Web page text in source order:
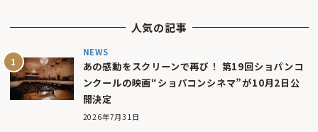
人気の記事
NEWS
あの感動をスクリーンで再び！ 第19回ショパンコ
ンクールの映画“ショパコンシネマ”が10月2日公
開決定
2026年7月31日